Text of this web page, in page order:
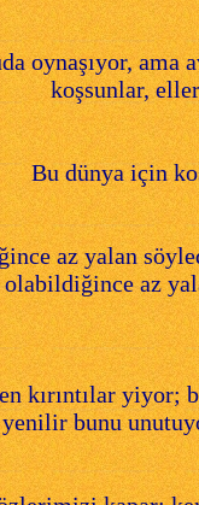
oynaşıyor, ama
koşsunlar,
Bu dünya için
az yalan
olabildiğince az
kırıntılar
bunu